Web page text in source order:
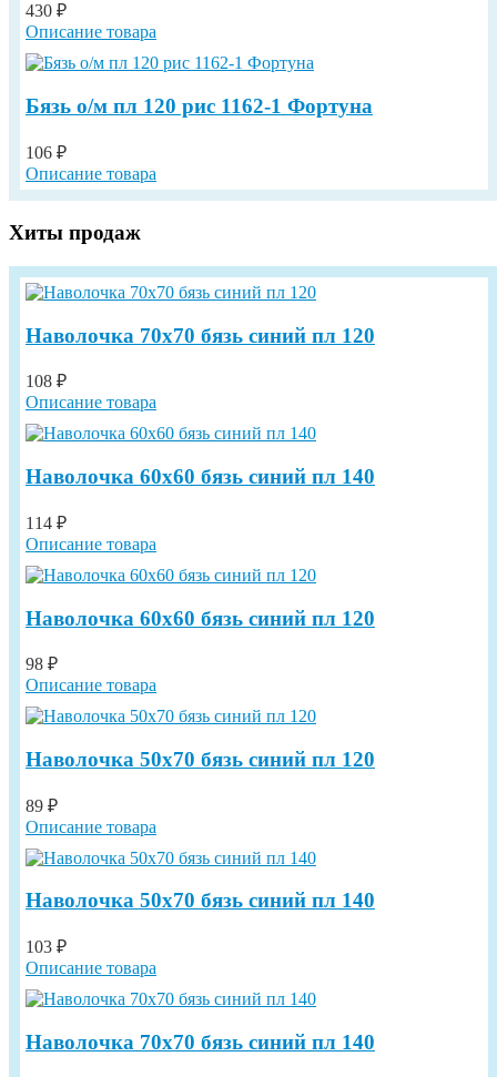
430 ₽
Описание товара
Бязь о/м пл 120 рис 1162-1 Фортуна
106 ₽
Описание товара
Хиты продаж
Наволочка 70х70 бязь синий пл 120
108 ₽
Описание товара
Наволочка 60х60 бязь синий пл 140
114 ₽
Описание товара
Наволочка 60х60 бязь синий пл 120
98 ₽
Описание товара
Наволочка 50х70 бязь синий пл 120
89 ₽
Описание товара
Наволочка 50х70 бязь синий пл 140
103 ₽
Описание товара
Наволочка 70х70 бязь синий пл 140